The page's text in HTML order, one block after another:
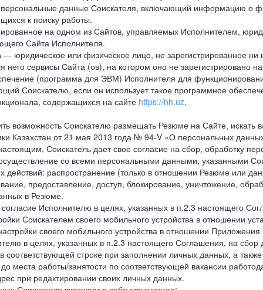
данные Соискателя, включающий информацию о
к поиску работы.
на одном из Сайтов, управляемых Исполнителем,
Сайта Исполнителя.
— юридическое или физическое лицо, не зарегистрированное
сервисы Сайта (ов), на котором оно не зарегистрировано
(программа для ЭВМ) Исполнителя для
Соискателю, если он использует такое программное
содержащихся на сайте https://hh.uz.
возможность Соискателю размещать Резюме на Сайте, искать
Казахстан от 21 мая 2013 года № 94-V «О персональных
Соискатель дает свое согласие на сбор, обработку
со всеми персональными данными, указанными
распространение (только в отношении Резюме или
предоставление, доступ, блокирование, уничтожение,
в Резюме.
Исполнителю в целях, указанных в п.2.3 настоящего
Соискателем своего мобильного устройства в отношении
своего мобильного устройства в отношении
в целях, указанных в п.2.3 настоящего Соглашения, на
соответствующей строке при заполнении личных данных, а
места работы/занятости по соответствующей вакансии
при редактировании своих личных данных.